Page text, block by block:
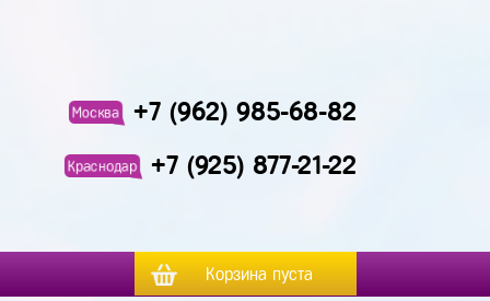
Москва +7 (962) 985-68-82
Краснодар +7 (925) 877-21-22
Корзина пуста